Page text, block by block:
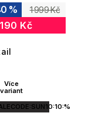
1 999 Kč
%
Kč
Více
variant